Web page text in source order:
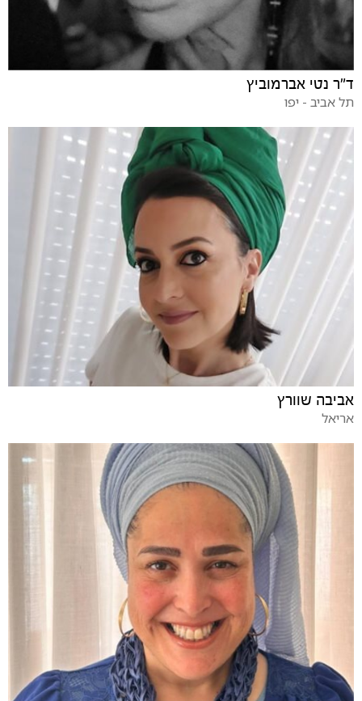
ד"ר נטי אברמוביץ
תל אביב - יפו
אביבה שוורץ
אריאל